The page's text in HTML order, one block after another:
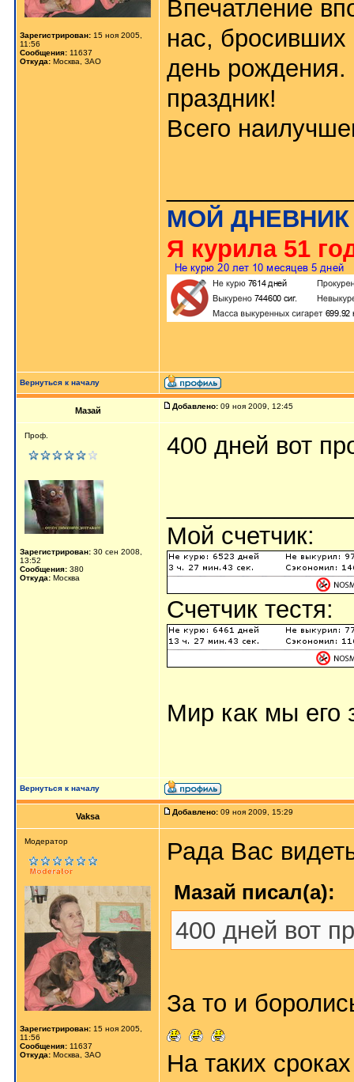
Зарегистрирован: 15 ноя 2005,
11:56
Сообщения: 11637
Откуда: Москва, ЗАО
Впечатление
нас, бросивших
день рождения.
праздник!
Всего
МОЙ ДНЕВНИК
Я курила 51
Вернуться к началу
Мазай Добавлено: 09 ноя 2009, 12:45
Проф.
Зарегистрирован: 30 сен 2008,
13:52
Сообщения: 380
Откуда: Москва
400 дней вот
Мой счетчик:
Счетчик тестя:
Мир как мы его
Вернуться к началу
Vaksa Добавлено: 09 ноя 2009, 15:29
Модератор
Зарегистрирован: 15 ноя 2005,
11:56
Сообщения: 11637
Откуда: Москва, ЗАО
Рада Вас
Мазай писал(а):
400 дней вот
За то и
На таких